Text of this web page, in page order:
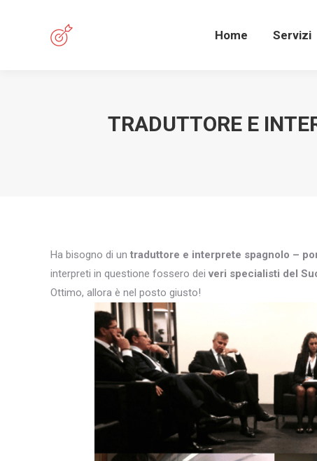
Home Servizi
TRADUTTORE E
Ha bisogno di un traduttore e interprete spagnolo –
interpreti in questione fossero dei veri specialisti del
Ottimo, allora è nel posto giusto!